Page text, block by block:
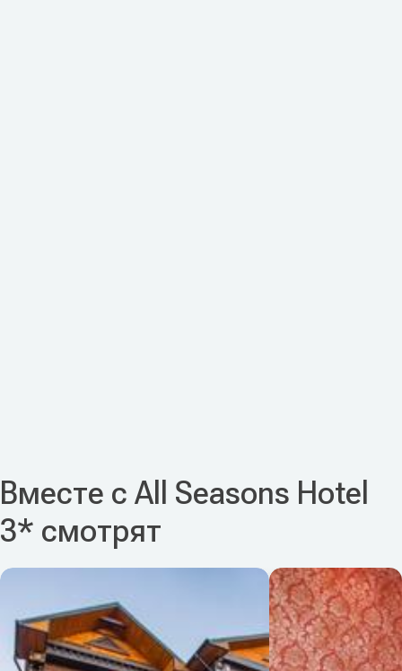
Вместе с All Seasons Hotel
3* смотрят